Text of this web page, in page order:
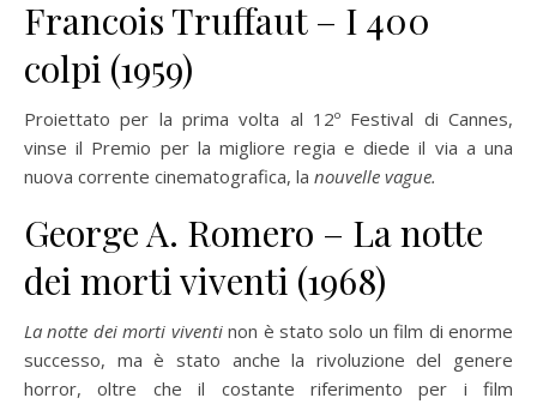
Francois Truffaut – I 400
colpi (1959)
Proiettato per la prima volta al 12º Festival di Cannes,
vinse il Premio per la migliore regia e diede il via a una
nuova corrente cinematografica, la nouvelle vague.
George A. Romero – La notte
dei morti viventi (1968)
La notte dei morti viventinon è stato solo un film di enorme
successo, ma è stato anche la rivoluzione del genere
horror, oltre che il costante riferimento per i film